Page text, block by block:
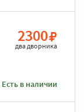
2300
два дворника
Есть в наличии